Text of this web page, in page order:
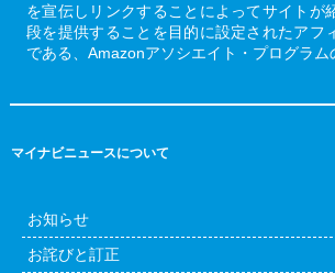
を宣伝しリンクすることによってサイトが
段を提供することを目的に設定されたアフ
である、Amazonアソシエイト・プログラム
マイナビニュースについて
お知らせ
お詫びと訂正